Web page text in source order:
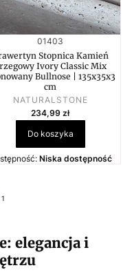
Kod produktu
01403
Stopnica Kamień
Ivory Classic Mix
Bullnose | 135x35x3
cm
PRODUCENT
NATURALSTONE
Cena
234,99 zł
Do koszyka
Niska dostępność
elegancja i